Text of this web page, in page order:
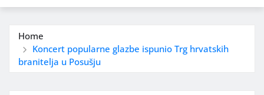
Home
Koncert popularne glazbe ispunio Trg hrvatskih
branitelja u Posušju